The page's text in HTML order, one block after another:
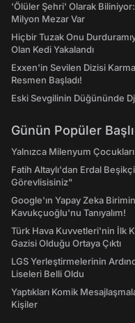
'Ölüler Şehri' Olarak Biliniyor:
Milyon Mezar Var
Hiçbir Tuzak Onu
Olan Kedi Yakalandı
Exxen'in Sevilen Dizisi
Resmen Başladı!
Eski Sevgilinin Düğününde Dj
Günün Popüler
Yalnızca Milenyum
Fatih Altaylı'dan Erdal
Görevlisisiniz"
Google'ın Yapay Zeka
Kavukçuoğlu'nu Tanıyalım!
Türk Hava Kuvvetleri'nin İlk
Gazisi Olduğu Ortaya Çıktı
LGS Yerleştirmelerinin
Liseleri Belli Oldu
Yaptıkları Komik
Kişiler